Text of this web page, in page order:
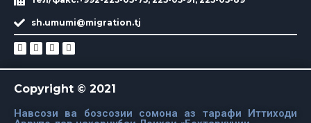
sh.umumi@migration.tj
Copyright © 2021
Навсози ва бозсозии сомона аз тарафи Иттиходи